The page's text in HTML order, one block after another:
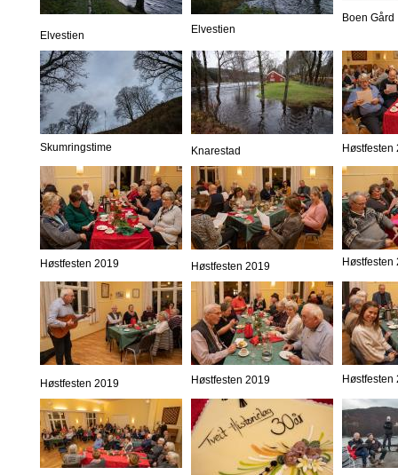
Elvestien Elvestien
Boen Gård
Skumringstime Knarestad Høstfesten
Høstfesten 2019 Høstfesten 2019 Høstfesten
Høstfesten 2019 Høstfesten 2019 Høstfesten